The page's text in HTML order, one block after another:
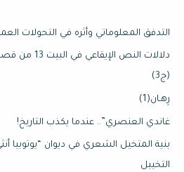
التدفق المعلوماتي وأثره في التحولات
دلالات النص
(ج3)
رِهـان(1)
غاندي العنصري”.. عندما يكذب التاريخ!
بنية المتخيل الشعري في ديوان “يوتوبيا
التخييل